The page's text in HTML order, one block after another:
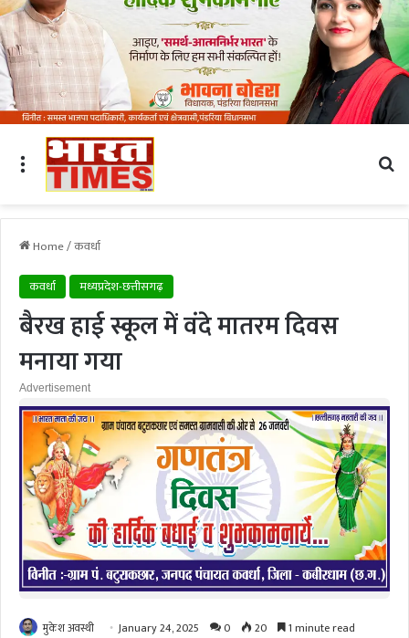
Menu
Home/कवर्धा
कवर्धा
मध्यप्रदेश-छत्तीसगढ़
बैरख हाई स्कूल में वंदे मातरम दिवस
मनाया गया
Advertisement
मुकेश अवस्थी January 24, 2025 0 20 1 minute read